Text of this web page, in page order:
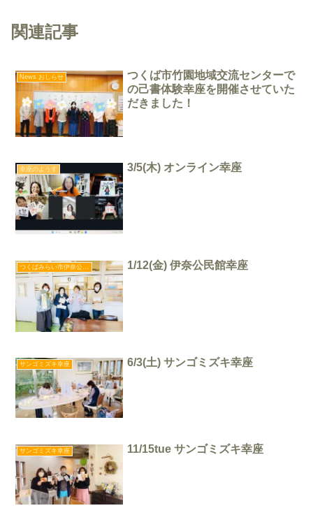
関連記事
News おしらせ
つくば市竹園地域交流センターで
の己書体験幸座を開催させていた
だきました！
幸座のようす 3/5(木) オンライン幸座
1/12(金) 伊奈公民館幸座
サンゴミズキ幸座 6/3(土) サンゴミズキ幸座
サンゴミズキ幸座 11/15tue サンゴミズキ幸座